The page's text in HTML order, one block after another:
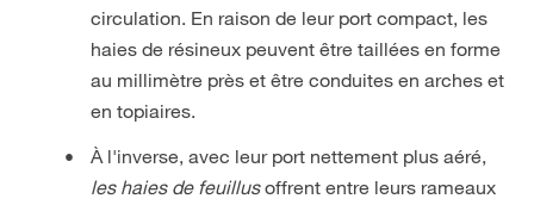
circulation. En raison de leur port compact, les
haies de résineux peuvent être taillées en forme
au millimètre près et être conduites en arches et
en topiaires.
À l'inverse, avec leur port nettement plus aéré,
les haies de feuillusoffrent entre leurs rameaux